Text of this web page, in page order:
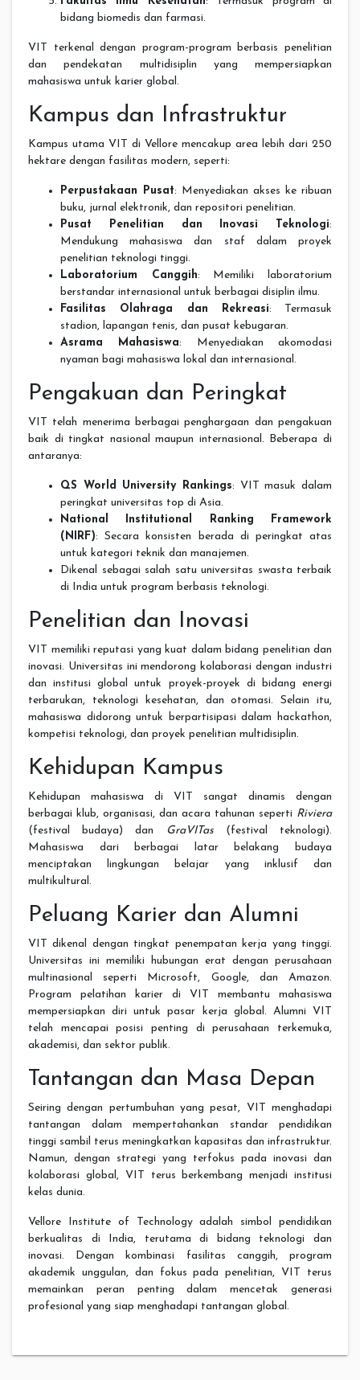
bidang biomedis dan farmasi.
VIT terkenal dengan program-program berbasis penelitian
dan pendekatan multidisiplin yang mempersiapkan
mahasiswa untuk karier global.
Kampus dan Infrastruktur
Kampus utama VIT di Vellore mencakup area lebih dari 250
hektare dengan fasilitas modern, seperti:
Perpustakaan Pusat: Menyediakan akses ke ribuan
buku, jurnal elektronik, dan repositori penelitian.
Pusat Penelitian dan Inovasi Teknologi:
Mendukung mahasiswa dan staf dalam proyek
penelitian teknologi tinggi.
Laboratorium Canggih: Memiliki laboratorium
berstandar internasional untuk berbagai disiplin ilmu.
Fasilitas Olahraga dan Rekreasi: Termasuk
stadion, lapangan tenis, dan pusat kebugaran.
Asrama Mahasiswa: Menyediakan akomodasi
nyaman bagi mahasiswa lokal dan internasional.
Pengakuan dan Peringkat
VIT telah menerima berbagai penghargaan dan pengakuan
baik di tingkat nasional maupun internasional. Beberapa di
antaranya:
QS World University Rankings: VIT masuk dalam
peringkat universitas top di Asia.
National Institutional Ranking Framework
(NIRF): Secara konsisten berada di peringkat atas
untuk kategori teknik dan manajemen.
Dikenal sebagai salah satu universitas swasta terbaik
di India untuk program berbasis teknologi.
Penelitian dan Inovasi
VIT memiliki reputasi yang kuat dalam bidang penelitian dan
inovasi. Universitas ini mendorong kolaborasi dengan industri
dan institusi global untuk proyek-proyek di bidang energi
terbarukan, teknologi kesehatan, dan otomasi. Selain itu,
mahasiswa didorong untuk berpartisipasi dalam hackathon,
kompetisi teknologi, dan proyek penelitian multidisiplin.
Kehidupan Kampus
Kehidupan mahasiswa di VIT sangat dinamis dengan
berbagai klub, organisasi, dan acara tahunan seperti Riviera
(festival budaya) dan
GraVITas(festival teknologi).
Mahasiswa dari berbagai latar belakang budaya
menciptakan lingkungan belajar yang inklusif dan
multikultural.
Peluang Karier dan Alumni
VIT dikenal dengan tingkat penempatan kerja yang tinggi.
Universitas ini memiliki hubungan erat dengan perusahaan
multinasional seperti Microsoft, Google, dan Amazon.
Program pelatihan karier di VIT membantu mahasiswa
mempersiapkan diri untuk pasar kerja global. Alumni VIT
telah mencapai posisi penting di perusahaan terkemuka,
akademisi, dan sektor publik.
Tantangan dan Masa Depan
Seiring dengan pertumbuhan yang pesat, VIT menghadapi
tantangan dalam mempertahankan standar pendidikan
tinggi sambil terus meningkatkan kapasitas dan infrastruktur.
Namun, dengan strategi yang terfokus pada inovasi dan
kolaborasi global, VIT terus berkembang menjadi institusi
kelas dunia.
Vellore Institute of Technology adalah simbol pendidikan
berkualitas di India, terutama di bidang teknologi dan
inovasi. Dengan kombinasi fasilitas canggih, program
akademik unggulan, dan fokus pada penelitian, VIT terus
memainkan peran penting dalam mencetak generasi
profesional yang siap menghadapi tantangan global.